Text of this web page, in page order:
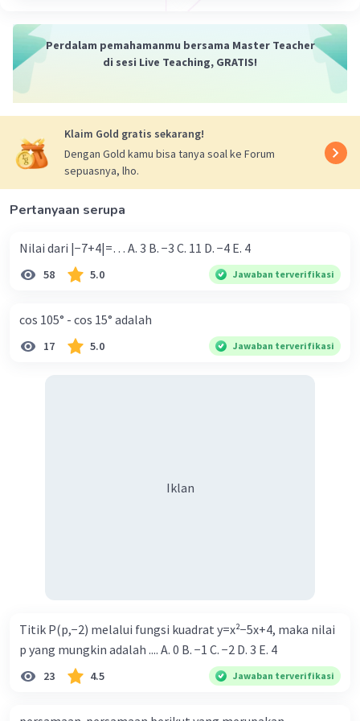
Perdalam pemahamanmu bersama Master Teacher
di sesi Live Teaching, GRATIS!
Klaim Gold gratis sekarang!
Dengan Gold kamu bisa tanya soal ke Forum
sepuasnya, lho.
Pertanyaan serupa
Nilai dari |−7+4|=… A. 3 B. −3 C. 11 D. −4 E. 4
58 5.0 Jawaban terverifikasi
cos 105° - cos 15° adalah
17 5.0 Jawaban terverifikasi
Iklan
Titik P(p,−2) melalui fungsi kuadrat y=x²−5x+4, maka nilai
p yang mungkin adalah .... A. 0 B. −1 C. −2 D. 3 E. 4
23 4.5 Jawaban terverifikasi